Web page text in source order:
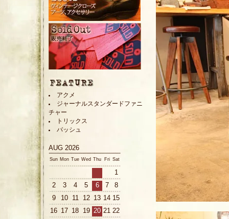
アクメ
ジャーナルスタンダードファニ
チャー
トリックス
バッシュ
AUG 2026
Sun Mon Tue Wed Thu Fri Sat
1
2
3 4 5 6 7
8
9
10 11 12 13 14 15
16 17 18 19 20 21 22